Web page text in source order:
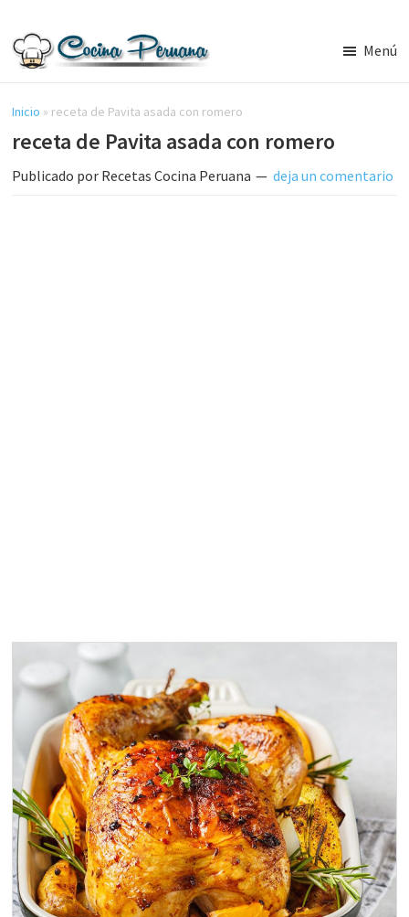
contenido
lateral
principal
Cocina
Peruana,
Recetas
de
Comida
Menú
Inicio » receta de Pavita asada con romero
receta de Pavita asada con romero
Publicado por Recetas Cocina Peruana deja un comentario